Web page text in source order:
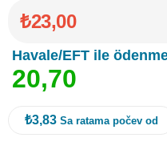
₺23,00
Havale/EFT ile
20,70
₺3,83 Sa ratama počev od